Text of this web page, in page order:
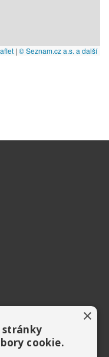
×
stránky
cookie.